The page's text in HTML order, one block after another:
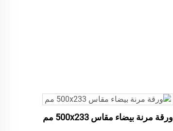
ورقة مرنة بيضاء مقاس 500x233 مم